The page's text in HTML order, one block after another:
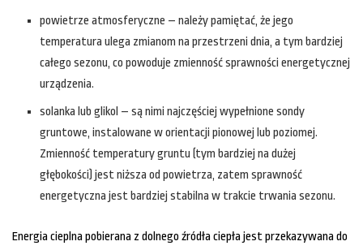
powietrze atmosferyczne – należy pamiętać, że jego
temperatura ulega zmianom na przestrzeni dnia, a tym bardziej
całego sezonu, co powoduje zmienność sprawności energetycznej
urządzenia.
solanka lub glikol – są nimi najczęściej wypełnione sondy
gruntowe, instalowane w orientacji pionowej lub poziomej.
Zmienność temperatury gruntu (tym bardziej na dużej
głębokości) jest niższa od powietrza, zatem sprawność
energetyczna jest bardziej stabilna w trakcie trwania sezonu.
Energia cieplna pobierana z dolnego źródła ciepła jest przekazywana do